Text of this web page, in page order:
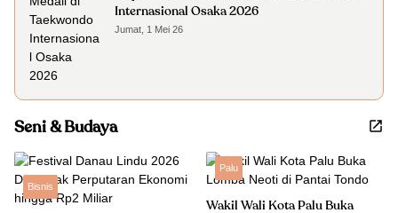
Internasional Osaka 2026
Jumat, 1 Mei 26
Seni & Budaya
Bisnis
Palu
Wakil Wali Kota Palu Buka